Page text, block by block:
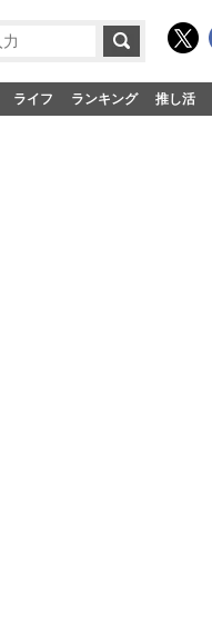
ライフ ランキング 推し活